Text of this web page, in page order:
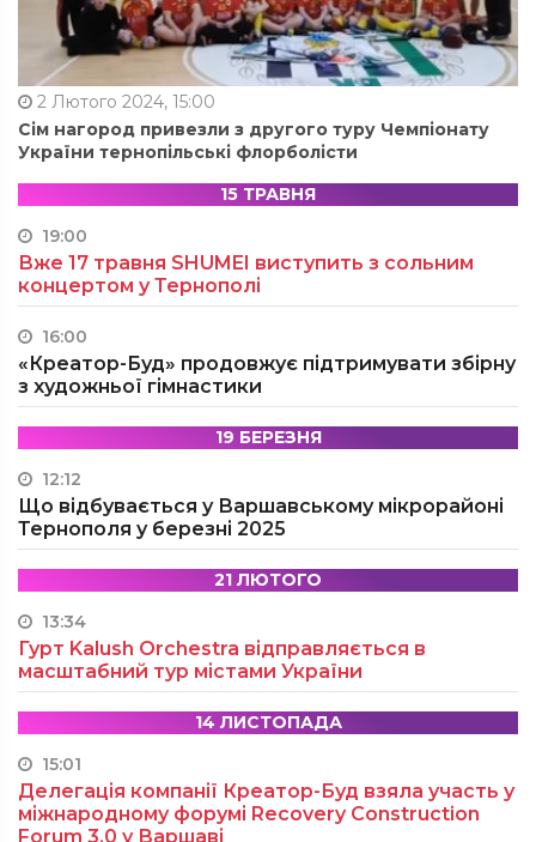
2 Лютого 2024, 15:00
Сім нагород привезли з другого туру Чемпіонату
України тернопільські флорболісти
15 ТРАВНЯ
19:00
Вже 17 травня SHUMEI виступить з сольним
концертом у Тернополі
16:00
«Креатор-Буд» продовжує підтримувати збірну
з художньої гімнастики
19 БЕРЕЗНЯ
12:12
Що відбувається у Варшавському мікрорайоні
Тернополя у березні 2025
21 ЛЮТОГО
13:34
Гурт Kalush Orchestra відправляється в
масштабний тур містами України
14 ЛИСТОПАДА
15:01
Делегація компанії Креатор-Буд взяла участь у
міжнародному форумі Recovery Construction
Forum 3.0 у Варшаві